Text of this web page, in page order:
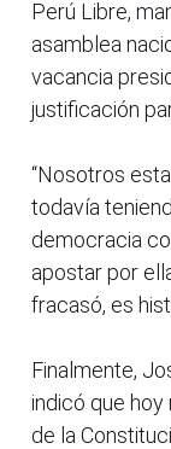
Perú Libre,
asamblea
vacancia
justificación
“Nosotros
todavía
democracia
apostar por
fracasó, es
Finalmente,
indicó que
de la